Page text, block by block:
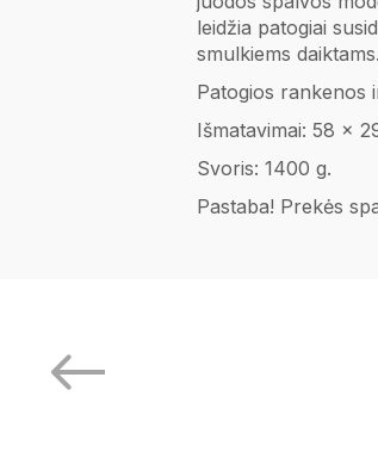
leidžia patogiai
smulkiems daiktams.
Patogios rankenos
Išmatavimai: 58 x
Svoris: 1400 g.
Pastaba! Prekės